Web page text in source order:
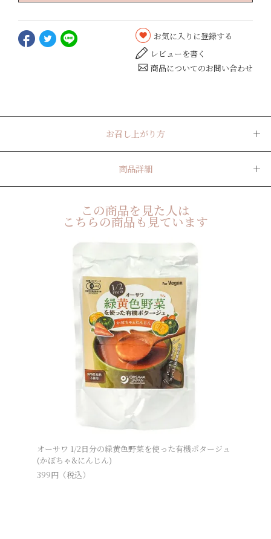
お気に入りに登録する
レビューを書く
商品についてのお問い合わせ
お召し上がり方
商品詳細
この商品を見た人は
こちらの商品も見ています
オーサワ 1/2日分の緑黄色野菜を使った有機ポタージュ
(かぼちゃ&にんじん)
399円（税込）